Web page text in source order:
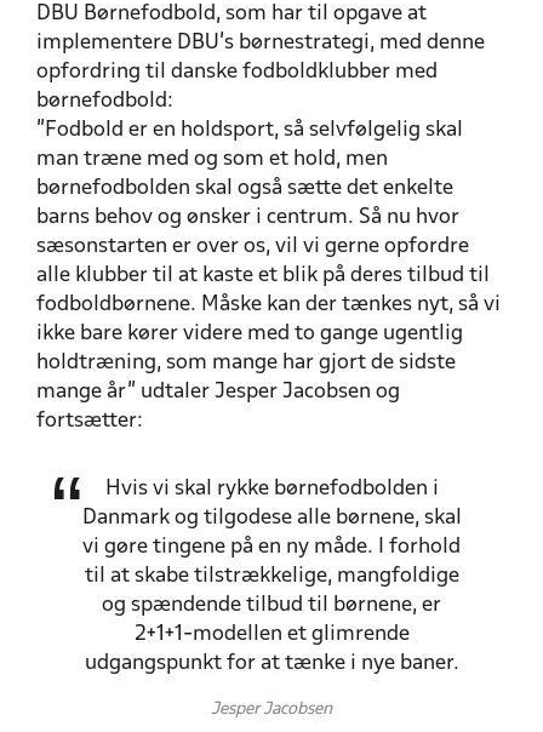
DBU Børnefodbold, som har til opgave at
implementere DBU’s børnestrategi, med denne
opfordring til danske fodboldklubber med
børnefodbold:
”Fodbold er en holdsport, så selvfølgelig skal
man træne med og som et hold, men
børnefodbolden skal også sætte det enkelte
barns behov og ønsker i centrum. Så nu hvor
sæsonstarten er over os, vil vi gerne opfordre
alle klubber til at kaste et blik på deres tilbud til
fodboldbørnene. Måske kan der tænkes nyt, så vi
ikke bare kører videre med to gange ugentlig
holdtræning, som mange har gjort de sidste
mange år” udtaler Jesper Jacobsen og
fortsætter:
Hvis vi skal rykke børnefodbolden i
Danmark og tilgodese alle børnene, skal
vi gøre tingene på en ny måde. I forhold
til at skabe tilstrækkelige, mangfoldige
og spændende tilbud til børnene, er
2+1+1-modellen et glimrende
udgangspunkt for at tænke i nye baner.
Jesper Jacobsen